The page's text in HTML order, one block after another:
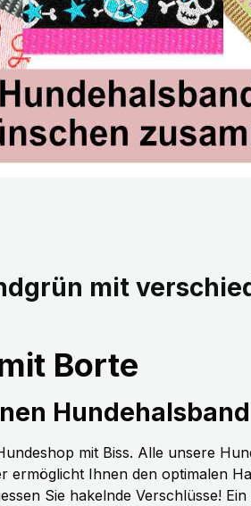
mit
Borte
mit Biss. Alle unsere
Ihnen den optimalen
Sie hakelnde Verschlüsse!